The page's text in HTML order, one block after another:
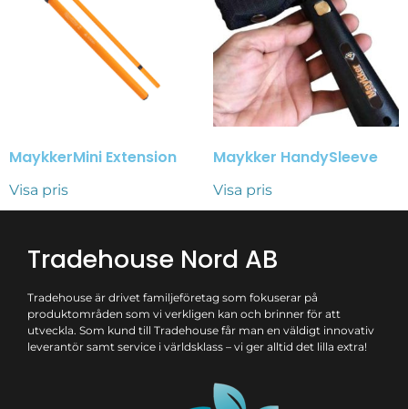
MaykkerMini Extension
Visa pris
Maykker HandySleeve
Visa pris
Tradehouse Nord AB
Tradehouse är drivet familjeföretag som fokuserar på
produktområden som vi verkligen kan och brinner för att
utveckla. Som kund till Tradehouse får man en väldigt innovativ
leverantör samt service i världsklass – vi ger alltid det lilla extra!